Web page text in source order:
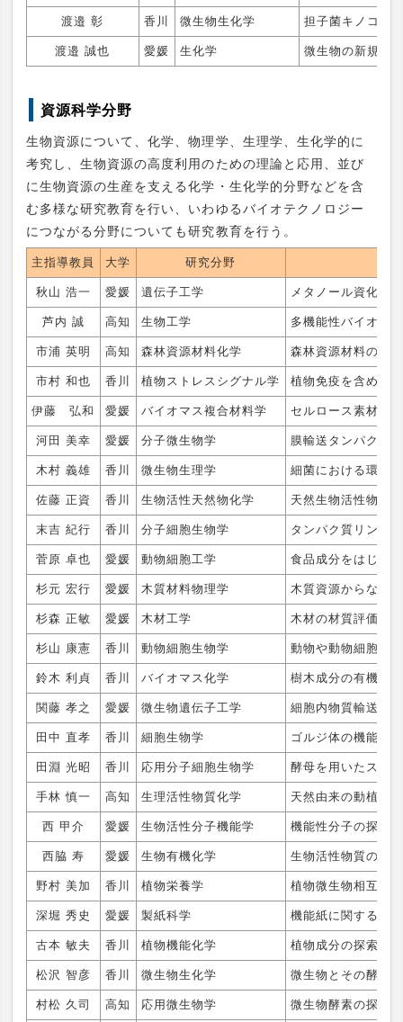
渡邉 彰 香川 微生物生化学 担子菌キノコの
渡邉 誠也 愛媛 生化学 微生物の新規代
資源科学分野
生物資源について、化学、物理学、生理学、生化学的に
考究し、生物資源の高度利用のための理論と応用、並び
に生物資源の生産を支える化学・生化学的分野などを含
む多様な研究教育を行い、いわゆるバイオテクノロジー
につながる分野についても研究教育を行う。
主指導教員 大学 研究分野
秋山 浩一 愛媛 遺伝子工学 メタノール資化性
芦内 誠 高知 生物工学 多機能性バイオナ
市浦 英明 高知 森林資源材料化学 森林資源材料の化
市村 和也 香川 植物ストレスシグナル学 植物免疫を含めた
伊藤 弘和 愛媛 バイオマス複合材料学 セルロース素材と
河田 美幸 愛媛 分子微生物学 膜輸送タンパク質
木村 義雄 香川 微生物生理学 細菌における環境
佐藤 正資 香川 生物活性天然物化学 天然生物活性物質
末吉 紀行 香川 分子細胞生物学 タンパク質リン酸
菅原 卓也 愛媛 動物細胞工学 食品成分をはじめ
杉元 宏行 愛媛 木質材料物理学 木質資源からなる
杉森 正敏 愛媛 木材工学 木材の材質評価
杉山 康憲 香川 動物細胞生物学 動物や動物細胞を
鈴木 利貞 香川 バイオマス化学 樹木成分の有機化
関藤 孝之 愛媛 微生物遺伝子工学 細胞内物質輸送の
田中 直孝 香川 細胞生物学 ゴルジ体の機能解
田淵 光昭 香川 応用分子細胞生物学 酵母を用いたスフ
手林 慎一 高知 生理活性物質化学 天然由来の動植物
西 甲介 愛媛 生物活性分子機能学 機能性分子の探索
西脇 寿 愛媛 生物有機化学 生物活性物質の構
野村 美加 香川 植物栄養学 植物微生物相互作
深堀 秀史 愛媛 製紙科学 機能紙に関する研
古本 敏夫 香川 植物機能化学 植物成分の探索お
松沢 智彦 香川 微生物生化学 微生物とその酵素
村松 久司 高知 応用微生物学 微生物酵素の探索